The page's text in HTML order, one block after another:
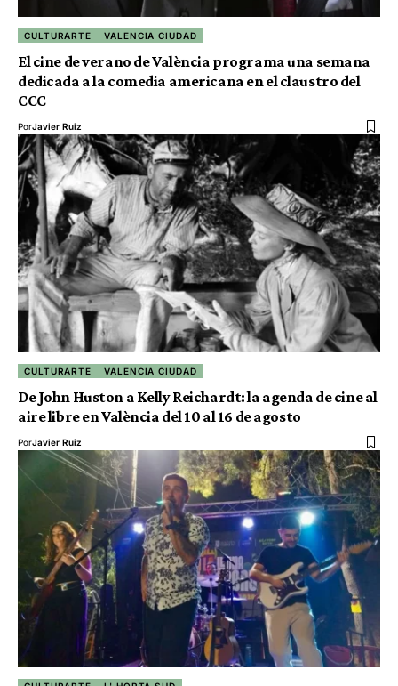
CULTURARTE VALENCIA CIUDAD
El cine de verano de València programa una semana
dedicada a la comedia americana en el claustro del
CCC
PorJavier Ruiz
CULTURARTE VALENCIA CIUDAD
De John Huston a Kelly Reichardt: la agenda de cine al
aire libre en València del 10 al 16 de agosto
PorJavier Ruiz